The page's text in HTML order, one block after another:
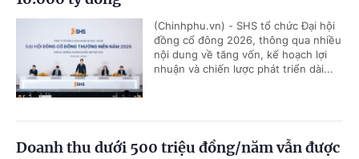
(Chinhphu.vn) - SHS tổ chức Đại hội
đồng cổ đông 2026, thông qua nhiều
nội dung về tăng vốn, kế hoạch lợi
nhuận và chiến lược phát triển dài...
Doanh thu dưới 500 triệu đồng/năm vẫn được